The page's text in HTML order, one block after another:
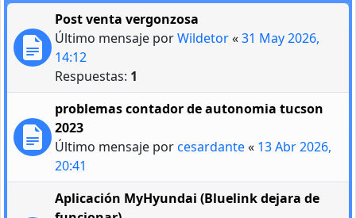
Post venta vergonzosa
Último mensaje porWildetor«31 May 2026,
14:12
Respuestas: 1
problemas contador de autonomia tucson
2023
Último mensaje porcesardante« 13 Abr 2026,
20:41
Aplicación MyHyundai (Bluelink dejara de